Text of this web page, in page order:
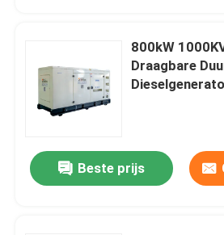
Weichai Diesel Generator
SDEC-Diesel Generator
Isuzu Diesel Generators
800kW
Draagbare
Beste prijs